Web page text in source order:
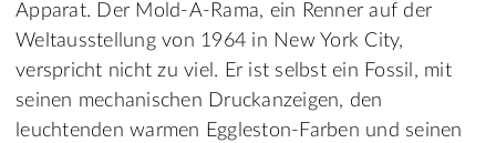
Apparat. Der Mold-A-Rama, ein Renner auf der
Weltausstellung von 1964 in New York City,
verspricht nicht zu viel. Er ist selbst ein Fossil, mit
seinen mechanischen Druckanzeigen, den
leuchtenden warmen Eggleston-Farben und seinen